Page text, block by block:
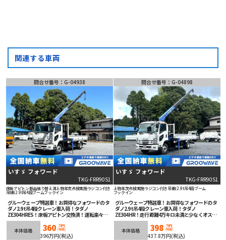
関連する車両
問合せ番号：G-04938
いすゞ フォワード
TKG-FRR90S1
床板アピトン新品張り替え済上物年次点検実施ラジコン付き
吊t数2.9t吊4段ブームフックイン
グルーウェーブ特選車！お買得なフォワードのタ
ダノ2.9t吊4段クレーン車入荷！タダノ
ZE304HRES！床板アピトン交換済！運転楽々ス
ムーサーFX！ETC車載器装備！
本体価格 360 万円
(税抜)
396万円(税込)
問合せ番号：G-04898
いすゞ フォワード
TKG-FRR90S1
上物年次点検実施ラジコン付き吊t数2.9t吊4段ブーム
フックイン
グルーウェーブ特選車！お買得なフォワードのタ
ダノ2.9t吊4段クレーン車入荷！タダノ
ZE304HR！走行距離4万キロ未満と少なくオスス
メ！床板仕上げ済み！運転楽々スムーサー！ETC
車載器装備！
本体価格 398 万円
(税抜)
437.8万円(税込)